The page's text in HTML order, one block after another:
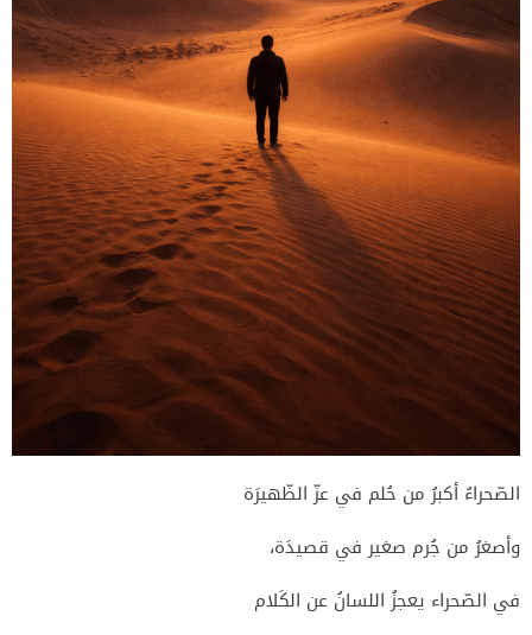
الصّحراءُ أكبرُ من حُلم في عزّ الظّهيرَة
وأصغرُ من جُرم صغير في قصيدَة،
في الصّحراء يعجزُ اللسانُ عن الكَلام